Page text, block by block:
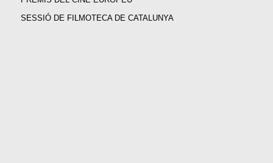
SESSIÓ DE FILMOTECA DE CATALUNYA